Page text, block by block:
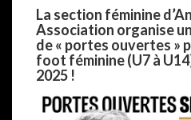
La section féminine
Association organise
de « portes ouvertes »
foot féminine (U7 à
2025 !